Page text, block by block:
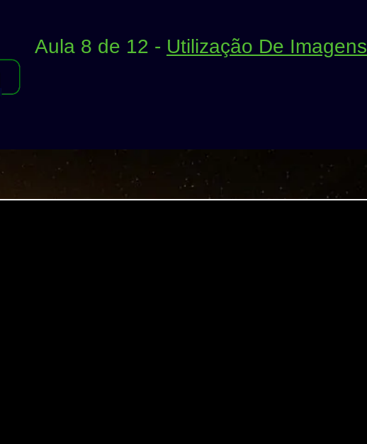
Aula 8 de 12 - Utilização De Imagens